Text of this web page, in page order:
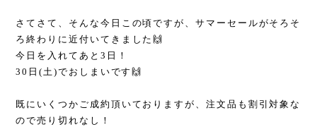
さてさて、そんな今日この頃ですが、サマーセールがそろそ
ろ終わりに近付いてきました🙌
今日を入れてあと3日！
30日(土)でおしまいです🙌
既にいくつかご成約頂いておりますが、注文品も割引対象な
ので売り切れなし！